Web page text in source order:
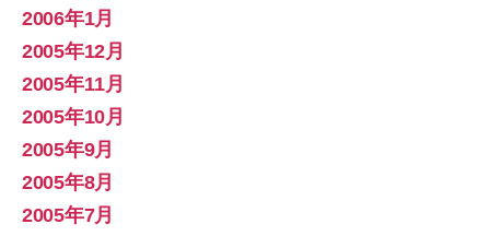
2006年1月
2005年12月
2005年11月
2005年10月
2005年9月
2005年8月
2005年7月